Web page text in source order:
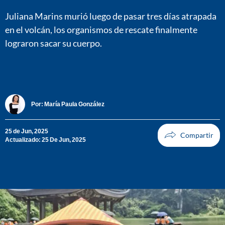
Juliana Marins murió luego de pasar tres días atrapada
en el volcán, los organismos de rescate finalmente
lograron sacar su cuerpo.
Por: María Paula González
25 de Jun, 2025
Actualizado: 25 De Jun, 2025